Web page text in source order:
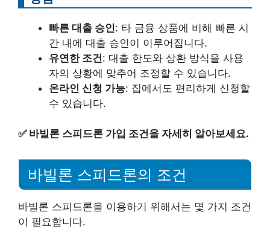
빠른 대출 승인: 타 금융 상품에 비해 빠른 시
간 내에 대출 승인이 이루어집니다.
유연한 조건: 대출 한도와 상환 방식을 사용
자의 상황에 맞추어 조정할 수 있습니다.
온라인 신청 가능: 집에서도 편리하게 신청할
수 있습니다.
✅ 바빌론 스피드론 가입 조건을 자세히 알아보세요.
바빌론 스피드론의 조건
바빌론 스피드론을 이용하기 위해서는 몇 가지 조건
이 필요합니다.